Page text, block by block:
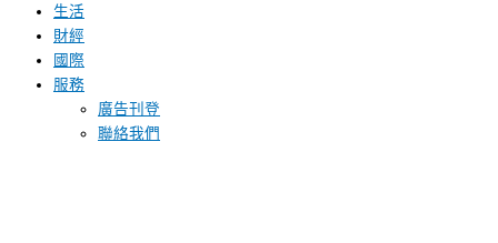
生活
財經
國際
服務
廣告刊登
聯絡我們